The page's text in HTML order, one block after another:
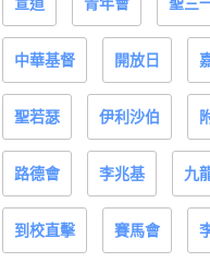
中華基督 開放日
聖若瑟 伊利沙伯
路德會 李兆基 九
到校直擊 賽馬會